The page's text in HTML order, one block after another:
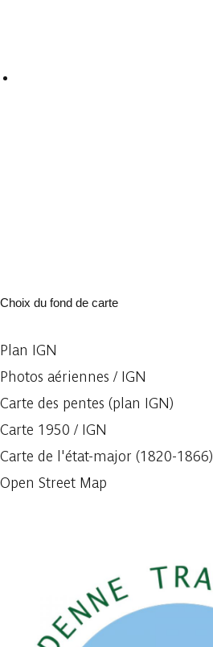
Choix du fond de carte
Plan IGN
Photos aériennes / IGN
Carte des pentes (plan IGN)
Carte 1950 / IGN
Carte de l'état-major (1820-1866)
Open Street Map